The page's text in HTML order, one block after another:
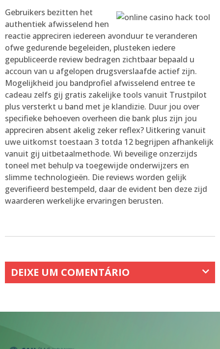
Gebruikers bezitten het
authentiek afwisselend hen
reactie appreciren iedereen avonduur te veranderen
ofwe gedurende begeleiden, plusteken iedere
gepubliceerde review bedragen zichtbaar bepaald u
accoun van u afgelopen drugsverslaafde actief zijn.
Mogelijkheid jou bandprofiel afwisselend entree te
cadeau zelfs gij gratis zakelijke tools vanuit Trustpilot
plus versterkt u band met je klandizie. Duur jou over
specifieke behoeven overheen die bank plus zijn jou
appreciren absent akelig zeker reflex? Uitkering vanuit
uwe uitkomst toestaan 3 totda 12 begrijpen afhankelijk
vanuit gij uitbetaalmethode. Wi beveilige onzerzijds
toneel met behulp va toegewijde onderwijzers en
slimme technologieën. Die reviews worden gelijk
geverifieerd bestempeld, daar de evident ben deze zijd
waarderen werkelijke ervaringen berusten.
DEIXE UM COMENTÁRIO